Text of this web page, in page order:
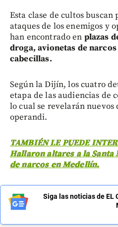
Esta clase de cultos
ataques de los enemigos y
han encontrado en plazas
droga, avionetas de
cabecillas.
Según la Dijín, los cuatro
etapa de las audiencias de
lo cual se revelarán nuevos
operandi.
TAMBIÉN LE PUEDE
Hallaron altares a la
de narcos en Medellín.
Siga las noticias de EL